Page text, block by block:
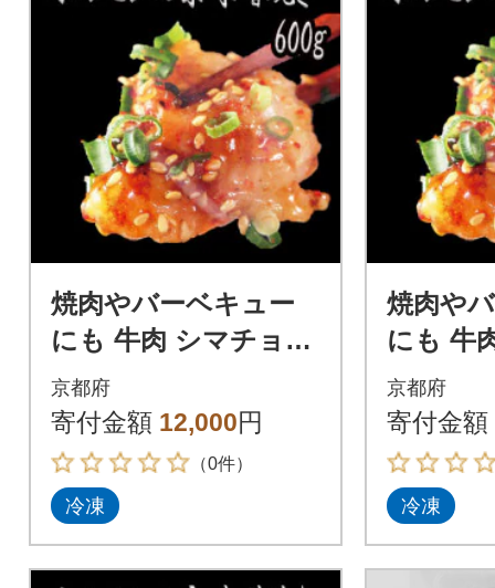
焼肉やバーベキュー
にも 牛肉 シマチョウ
中トロホルモン 西京
味噌焼き 600g
京都府
寄付金額 12,000円
（0件）
冷凍
焼肉や
にも 牛
中トロ
味噌焼
京都府
寄付金額
冷凍